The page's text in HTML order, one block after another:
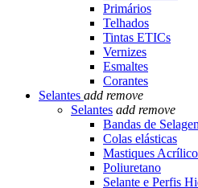
Primários
Telhados
Tintas ETICs
Vernizes
Esmaltes
Corantes
Selantes add remove
Selantes add remove
Bandas de
Colas elásticas
Mastiques
Poliuretano
Selante e Perfis